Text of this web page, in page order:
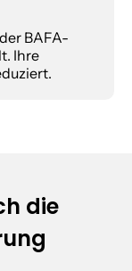
BAFA-
Ihre
die